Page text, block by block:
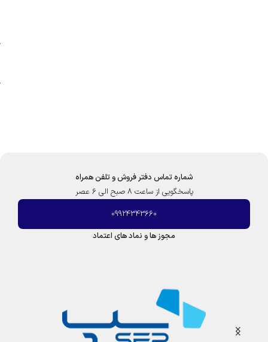
شماره تماس دفتر فروش و تلفن همراه
پاسخگویی از ساعت 8 صبح الی 6 عصر
09924343660
مجوز ها و نماد های اعتماد